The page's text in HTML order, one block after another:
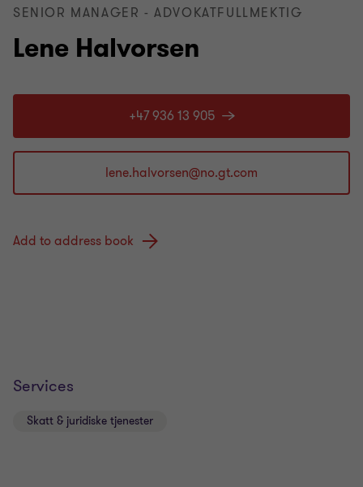
Lene Halvorsen
SENIOR MANAGER - ADVOKATFULLMEKTIG
+47 936 13 905
Add to address book
Services
Skatt & juridiske tjenester